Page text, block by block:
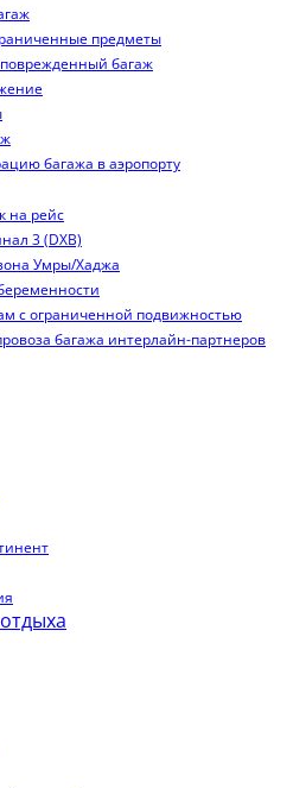
предметы
багаж
багажа в аэропорту
на рейс
3 (DXB)
Умры/Хаджа
с ограниченной подвижностью
багажа интерлайн-партнеров